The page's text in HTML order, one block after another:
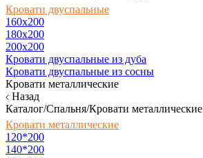
Кровати двуспальные
160х200
180x200
200x200
Кровати двуспальные из дуба
Кровати двуспальные из сосны
Кровати металлические
Назад
Каталог/Спальня/Кровати металлические
Кровати металлические
120*200
140*200